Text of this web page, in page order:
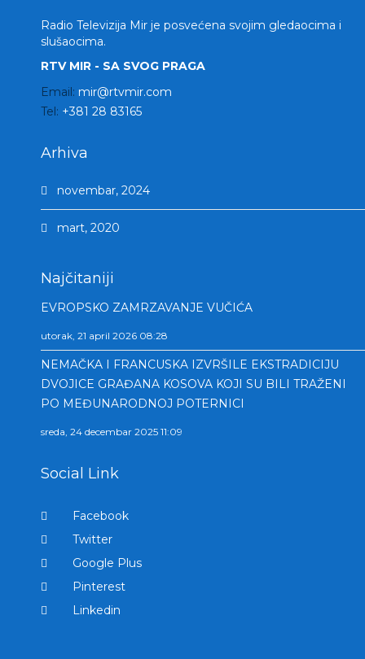
Radio Televizija Mir je posvećena svojim gledaocima i
slušaocima.
RTV MIR - SA SVOG PRAGA
Email: mir@rtvmir.com
Tel: +381 28 83165
Arhiva
novembar, 2024
mart, 2020
Najčitaniji
EVROPSKO ZAMRZAVANJE VUČIĆA
utorak, 21 april 2026 08:28
NEMAČKA I FRANCUSKA IZVRŠILE EKSTRADICIJU
DVOJICE GRAĐANA KOSOVA KOJI SU BILI TRAŽENI
PO MEĐUNARODNOJ POTERNICI
sreda, 24 decembar 2025 11:09
Social Link
Facebook
Twitter
Google Plus
Pinterest
Linkedin